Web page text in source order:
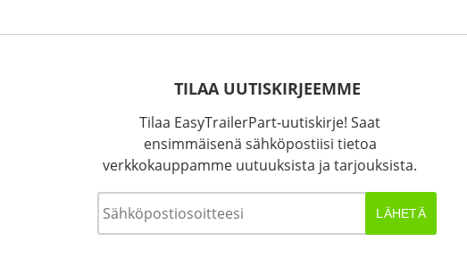
TILAA UUTISKIRJEEMME
Tilaa EasyTrailerPart-uutiskirje! Saat
ensimmäisenä sähköpostiisi tietoa
verkkokauppamme uutuuksista ja tarjouksista.